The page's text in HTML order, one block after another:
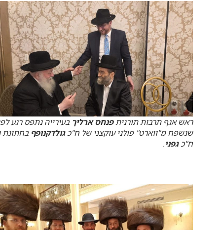
ראש אגף תרבות תורניתפנחס ארליך בעירייה נתפס רגע
שנשפח מ"ווארט" פולני עוקצני של ח"כגולדקנופף בחתונת
ח"כגפני.